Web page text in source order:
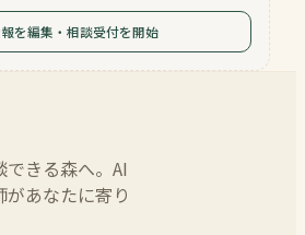
を編集・相談受付を開始
きる森へ。AI
あなたに寄り